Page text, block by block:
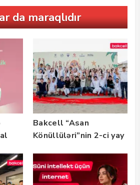
da maraqlıdır
Bakcell “Asan
Könüllüləri”nin 2-ci yay
olub — FOTO